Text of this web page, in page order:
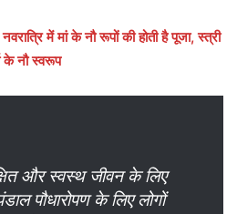
में मां के नौ रूपों की होती है पूजा, स्त्री
के नौ स्वरूप
और स्वस्थ जीवन के लिए
पौधारोपण के लिए लोगों